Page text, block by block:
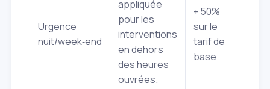
Urgence
nuit/week‑end
appliquée
pour les
interventions
en dehors
des heures
ouvrées.
+ 50%
sur le
tarif de
base